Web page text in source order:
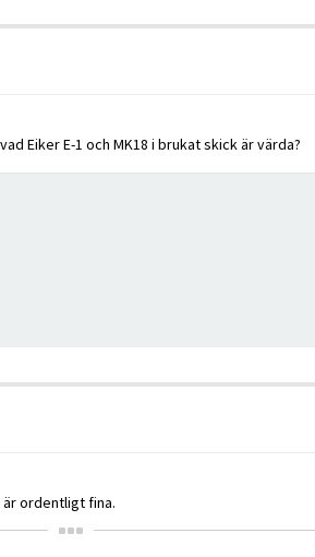
Eiker E-1 och MK18 i brukat skick är värda?
ordentligt fina.